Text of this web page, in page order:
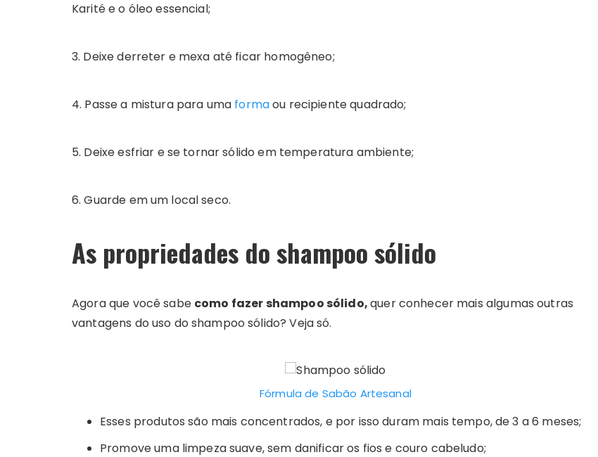
Karité e o óleo essencial;
3. Deixe derreter e mexa até ficar homogêneo;
4. Passe a mistura para uma formaou recipiente quadrado;
5. Deixe esfriar e se tornar sólido em temperatura ambiente;
6. Guarde em um local seco.
As propriedades do shampoo sólido
Agora que você sabe como fazer shampoo sólido,quer conhecer mais algumas outras
vantagens do uso do shampoo sólido? Veja só.
Fórmula de Sabão Artesanal
Esses produtos são mais concentrados, e por isso duram mais tempo, de 3 a 6 meses;
Promove uma limpeza suave, sem danificar os fios e couro cabeludo;